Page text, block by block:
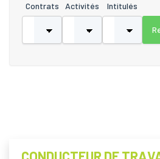
Contrats
Activités
Intitulés